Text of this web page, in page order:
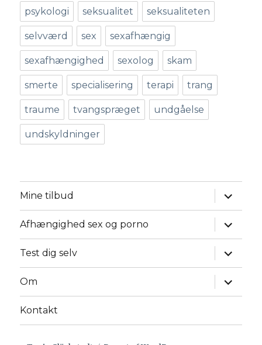
psykologi seksualitet seksualiteten
selvværd sex sexafhængig
sexafhængighed sexolog skam
smerte specialisering terapi trang
traume tvangspræget undgåelse
undskyldninger
Mine tilbud
udvid
Afhængighed sex og porno
udvid
Test dig selv
udvid
Om
udvid
Kontakt